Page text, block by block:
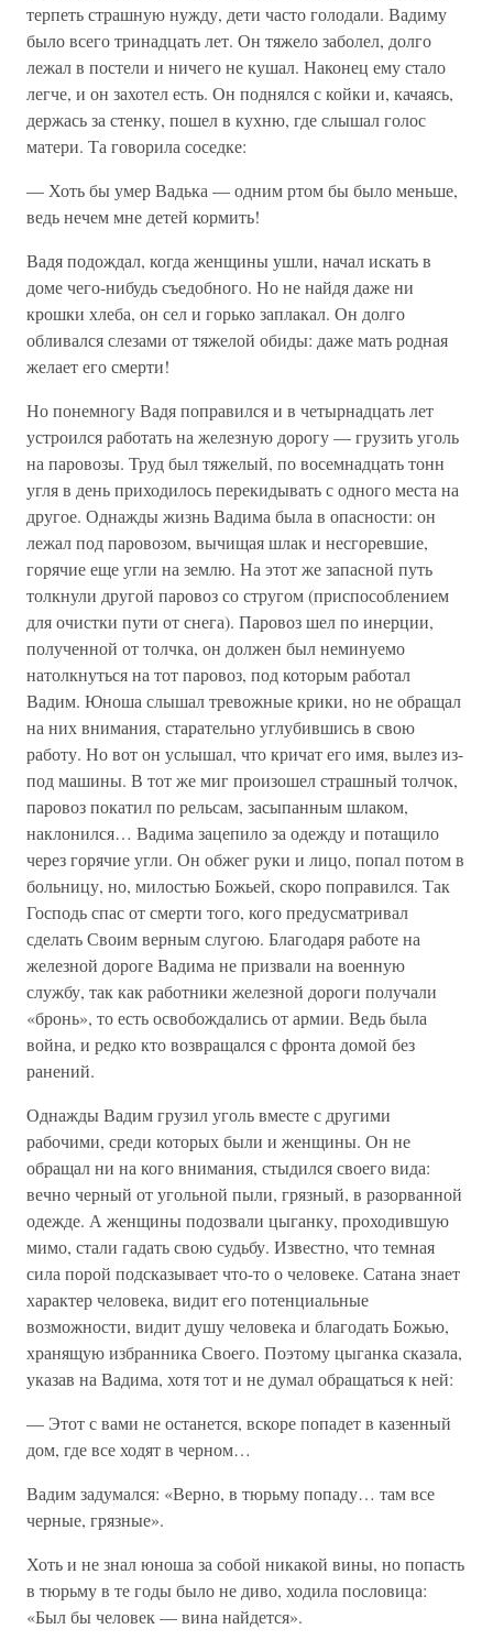
терпеть страшную нужду, дети часто голодали. Вадиму
было всего тринадцать лет. Он тяжело заболел, долго
лежал в постели и ничего не кушал. Наконец ему стало
легче, и он захотел есть. Он поднялся с койки и, качаясь,
держась за стенку, пошел в кухню, где слышал голос
матери. Та говорила соседке:
— Хоть бы умер Вадька — одним ртом бы было меньше,
ведь нечем мне детей кормить!
Вадя подождал, когда женщины ушли, начал искать в
доме чего-нибудь съедобного. Но не найдя даже ни
крошки хлеба, он сел и горько заплакал. Он долго
обливался слезами от тяжелой обиды: даже мать родная
желает его смерти!
Но понемногу Вадя поправился и в четырнадцать лет
устроился работать на железную дорогу — грузить уголь
на паровозы. Труд был тяжелый, по восемнадцать тонн
угля в день приходилось перекидывать с одного места на
другое. Однажды жизнь Вадима была в опасности: он
лежал под паровозом, вычищая шлак и несгоревшие,
горячие еще угли на землю. На этот же запасной путь
толкнули другой паровоз со стругом (приспособлением
для очистки пути от снега). Паровоз шел по инерции,
полученной от толчка, он должен был неминуемо
натолкнуться на тот паровоз, под которым работал
Вадим. Юноша слышал тревожные крики, но не обращал
на них внимания, старательно углубившись в свою
работу. Но вот он услышал, что кричат его имя, вылез из-
под машины. В тот же миг произошел страшный толчок,
паровоз покатил по рельсам, засыпанным шлаком,
наклонился… Вадима зацепило за одежду и потащило
через горячие угли. Он обжег руки и лицо, попал потом в
больницу, но, милостью Божьей, скоро поправился. Так
Господь спас от смерти того, кого предусматривал
сделать Своим верным слугою. Благодаря работе на
железной дороге Вадима не призвали на военную
службу, так как работники железной дороги получали
«бронь», то есть освобождались от армии. Ведь была
война, и редко кто возвращался с фронта домой без
ранений.
Однажды Вадим грузил уголь вместе с другими
рабочими, среди которых были и женщины. Он не
обращал ни на кого внимания, стыдился своего вида:
вечно черный от угольной пыли, грязный, в разорванной
одежде. А женщины подозвали цыганку, проходившую
мимо, стали гадать свою судьбу. Известно, что темная
сила порой подсказывает что-то о человеке. Сатана знает
характер человека, видит его потенциальные
возможности, видит душу человека и благодать Божью,
хранящую избранника Своего. Поэтому цыганка сказала,
указав на Вадима, хотя тот и не думал обращаться к ней:
— Этот с вами не останется, вскоре попадет в казенный
дом, где все ходят в черном…
Вадим задумался: «Верно, в тюрьму попаду… там все
черные, грязные».
Хоть и не знал юноша за собой никакой вины, но попасть
в тюрьму в те годы было не диво, ходила пословица:
«Был бы человек — вина найдется».